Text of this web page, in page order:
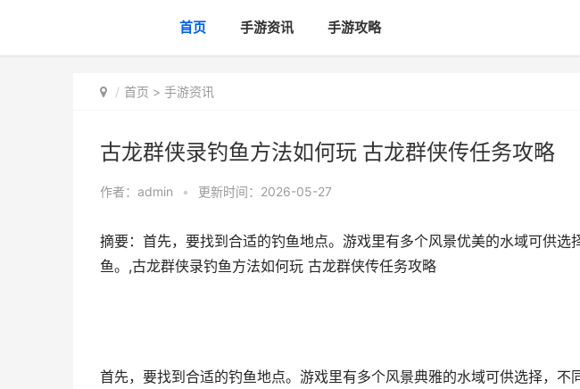
首页 手游资讯 手游攻略
首页 > 手游资讯
古龙群侠录钓鱼方法如何玩 古龙群侠传任务攻略
作者： admin • 更新时间：2026-05-27
摘要：首先，要找到合适的钓鱼地点。游戏里有多个风景优美的水域可供选
鱼。,古龙群侠录钓鱼方法如何玩 古龙群侠传任务攻略
首先，要找到合适的钓鱼地点。游戏里有多个风景典雅的水域可供选择，不